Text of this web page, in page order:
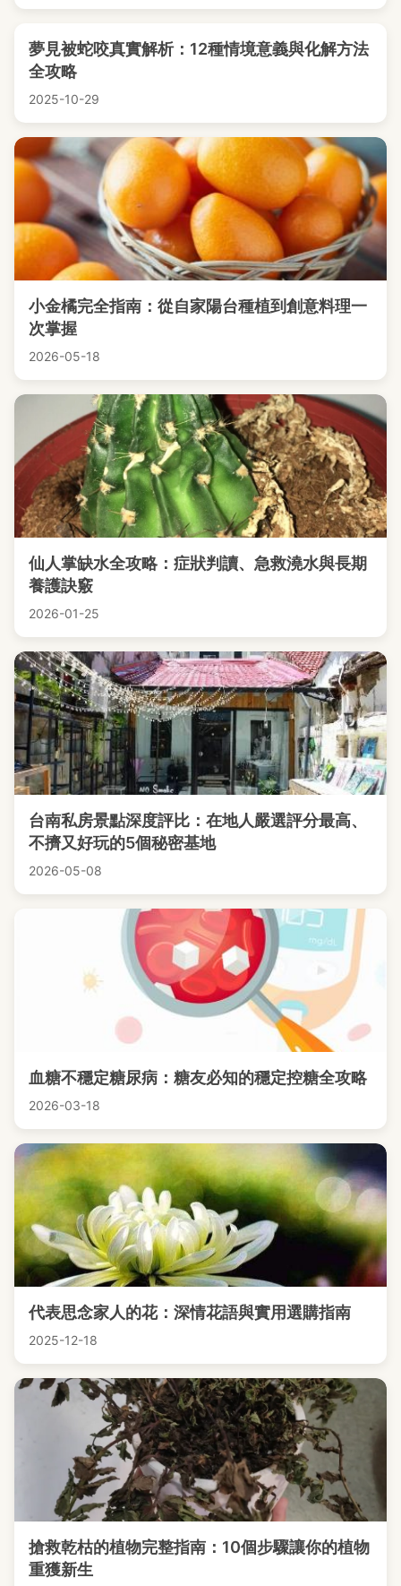
夢見被蛇咬真實解析：12種情境意義與化解方法
全攻略
2025-10-29
小金橘完全指南：從自家陽台種植到創意料理一
次掌握
2026-05-18
仙人掌缺水全攻略：症狀判讀、急救澆水與長期
養護訣竅
2026-01-25
台南私房景點深度評比：在地人嚴選評分最高、
不擠又好玩的5個秘密基地
2026-05-08
血糖不穩定糖尿病：糖友必知的穩定控糖全攻略
2026-03-18
代表思念家人的花：深情花語與實用選購指南
2025-12-18
搶救乾枯的植物完整指南：10個步驟讓你的植物
重獲新生